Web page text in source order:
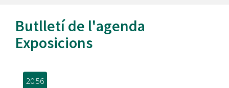
Butlletí de l'agenda
Exposicions
20:56